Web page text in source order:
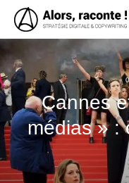
Cannes
médias » :